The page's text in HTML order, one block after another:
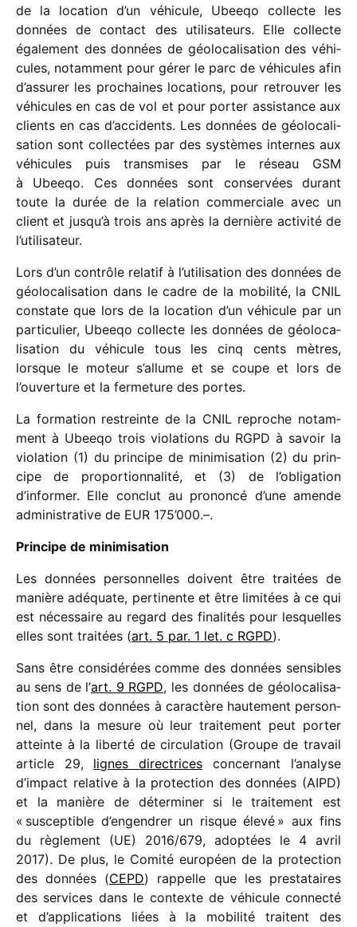
de la loca­tion d’un véhi­cule, Ubeeqo collecte les
données de contact des utili­sa­teurs. Elle collecte
égale­ment des données de géolo­ca­li­sa­tion des véhi­
cules, notam­ment pour gérer le parc de véhi­cules afin
d’assurer les prochaines loca­tions, pour retrou­ver les
véhi­cules en cas de vol et pour porter assis­tance aux
clients en cas d’accidents. Les données de géolo­ca­li­
sa­tion sont collec­tées par des systèmes internes aux
véhi­cules puis trans­mises par le réseau GSM
à Ubeeqo. Ces données sont conser­vées durant
toute la durée de la rela­tion commer­ciale avec un
client et jusqu’à trois ans après la dernière acti­vité de
l’utilisateur.
Lors d’un contrôle rela­tif à l’utilisation des données de
géolo­ca­li­sa­tion dans le cadre de la mobi­lité, la CNIL
constate que lors de la loca­tion d’un véhi­cule par un
parti­cu­lier, Ubeeqo collecte les données de géolo­ca­
li­sa­tion du véhi­cule tous les cinq cents mètres,
lorsque le moteur s’allume et se coupe et lors de
l’ouverture et la ferme­ture des portes.
La forma­tion restreinte de la CNIL reproche notam­
ment à Ubeeqo trois viola­tions du RGPD à savoir la
viola­tion (1) du prin­cipe de mini­mi­sa­tion (2) du prin­
cipe de propor­tion­na­lité, et (3) de l’obligation
d’informer. Elle conclut au prononcé d’une amende
admi­nis­tra­tive de EUR 175’000.–.
Principe de minimisation
Les données person­nelles doivent être trai­tées de
manière adéquate, perti­nente et être limi­tées à ce qui
est néces­saire au regard des fina­li­tés pour lesquelles
elles sont trai­tées (art. 5 par. 1 let. c RGPD).
Sans être consi­dé­rées comme des données sensibles
au sens de l’art. 9 RGPD, les données de géolo­ca­li­sa­
tion sont des données à carac­tère haute­ment person­
nel, dans la mesure où leur trai­te­ment peut porter
atteinte à la liberté de circu­la­tion (Groupe de travail
article 29, lignes direc­trices concer­nant l’analyse
d’impact rela­tive à la protec­tion des données (AIPD)
et la manière de déter­mi­ner si le trai­te­ment est
« suscep­tible d’engendrer un risque élevé » aux fins
du règle­ment (UE) 2016/​679, adop­tées le 4 avril
2017). De plus, le Comité euro­péen de la protec­tion
des données (CEPD) rappelle que les pres­ta­taires
des services dans le contexte de véhi­cule connecté
et d’applications liées à la mobi­lité traitent des